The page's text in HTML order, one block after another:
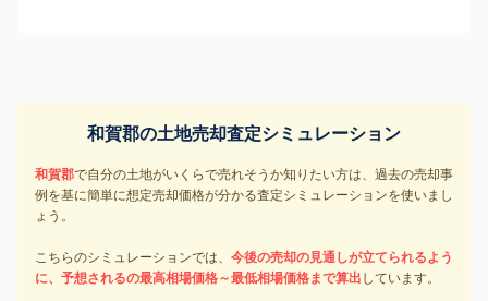
和賀郡の土地売却査定シミュレーション
和賀郡で自分の土地がいくらで売れそうか知りたい方は、過去の売却事
例を基に簡単に想定売却価格が分かる査定シミュレーションを使いまし
ょう。
こちらのシミュレーションでは、 今後の売却の見通しが立てられるよう
に、予想されるの最高相場価格～最低相場価格まで算出 しています。